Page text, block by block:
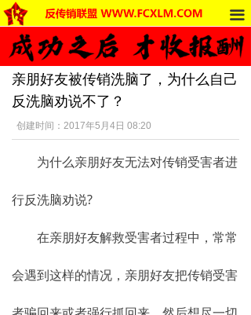
끀
首页
法律法规
反传销动态
受害者讲述
反传销杂谈
传销的危害
死人事件
传销的种类
亲朋好友被传销洗脑了，为什么自己
反洗脑劝说不了？
创建时间： 2017年5月4日 08:20
为什么亲朋好友无法对传销受害者进
行反洗脑劝说?
在亲朋好友解救受害者过程中，常常
会遇到这样的情况，亲朋好友把传销受害